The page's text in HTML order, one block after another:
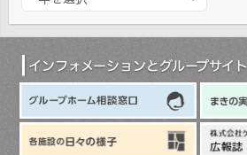
カ
インフォメーションとグループサイト